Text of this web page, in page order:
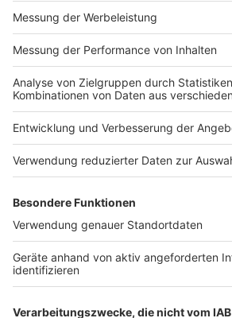
möchte dem Verein helfen.“
Weitere Infos und Links zum
Fortuna holt Mustapha
Fortuna holt Quarshie
Die Tabelle der zweiten Liga